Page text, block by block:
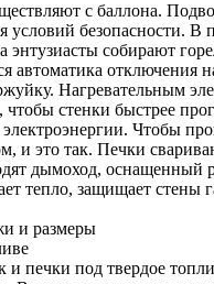
с баллона.
условий безопасности.
собирают
автоматика отключения
Нагревательным
стенки быстрее
Чтобы
и это так. Печки
дымоход, оснащенный
тепло, защищает стены
печки под твердое